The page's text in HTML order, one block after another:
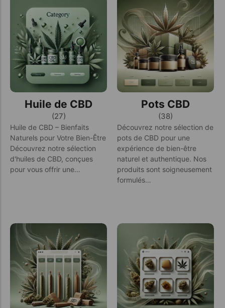
Huile de CBD
(27)
Huile de CBD – Bienfaits
Naturels pour Votre Bien-Être
Découvrez notre sélection
d'huiles de CBD, conçues
pour vous offrir une…
Pots CBD
(38)
Découvrez notre sélection de
pots de CBD pour une
expérience de bien-être
naturel et authentique. Nos
produits sont soigneusement
formulés…